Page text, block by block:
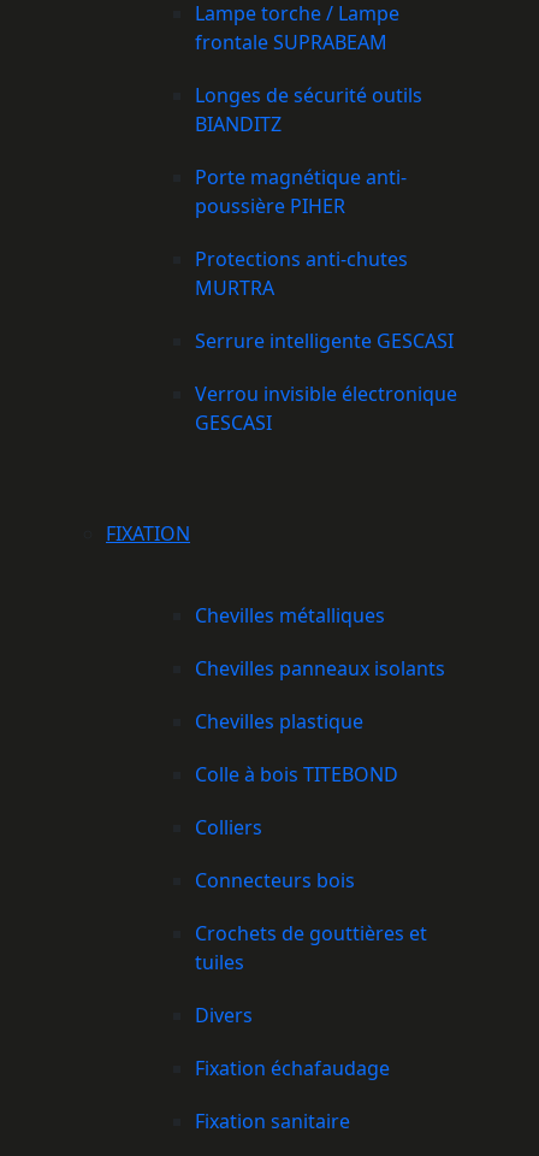
Lampe torche / Lampe
frontale SUPRABEAM
Longes de sécurité outils
BIANDITZ
Porte magnétique anti-
poussière PIHER
Protections anti-chutes
MURTRA
Serrure intelligente GESCASI
Verrou invisible électronique
GESCASI
FIXATION
Chevilles métalliques
Chevilles panneaux isolants
Chevilles plastique
Colle à bois TITEBOND
Colliers
Connecteurs bois
Crochets de gouttières et
tuiles
Divers
Fixation échafaudage
Fixation sanitaire